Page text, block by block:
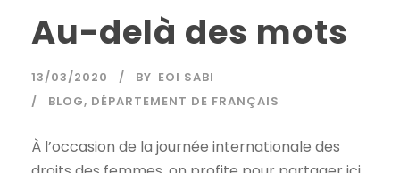
Au-delà des mots
13/03/2020 BY EOI SABI
BLOG, DÉPARTEMENT DE FRANÇAIS
À l’occasion de la journée internationale des